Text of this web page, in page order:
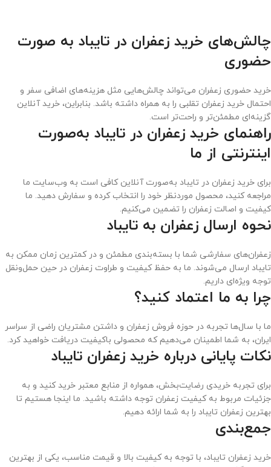
چالش‌های خرید زعفران در تایباد به صورت
حضوری
خرید حضوری زعفران می‌تواند چالش‌هایی مثل هزینه‌های اضافی سفر و
احتمال خرید زعفران تقلبی را به همراه داشته باشد. بنابراین، خرید آنلاین
گزینه‌ای مطمئن‌تر و راحت‌تر است.
راهنمای خرید زعفران در تایباد به‌صورت
اینترنتی از ما
برای خرید زعفران در تایباد به‌صورت آنلاین کافی است به وب‌سایت ما
مراجعه کنید، محصول موردنظر خود را انتخاب کرده و سفارش دهید. ما
کیفیت و اصالت زعفران را تضمین می‌کنیم.
نحوه ارسال زعفران به تایباد
زعفران‌های سفارشی شما با بسته‌بندی مطمئن و در کمترین زمان ممکن به
تایباد ارسال می‌شوند. ما به حفظ کیفیت و طراوت زعفران در حین حمل‌ونقل
توجه ویژه‌ای داریم.
چرا به ما اعتماد کنید؟
ما با سال‌ها تجربه در حوزه فروش زعفران و داشتن مشتریان راضی از سراسر
ایران، به شما اطمینان می‌دهیم که محصولی باکیفیت دریافت خواهید کرد.
نکات پایانی درباره خرید زعفران تایباد
برای تجربه خریدی رضایت‌بخش، همواره از منابع معتبر خرید کنید و به
جزئیات مربوط به کیفیت زعفران توجه داشته باشید. ما اینجا هستیم تا
بهترین زعفران تایباد را به شما ارائه دهیم.
جمع‌بندی
خرید زعفران تایباد، با توجه به کیفیت بالا و قیمت مناسب، یکی از بهترین